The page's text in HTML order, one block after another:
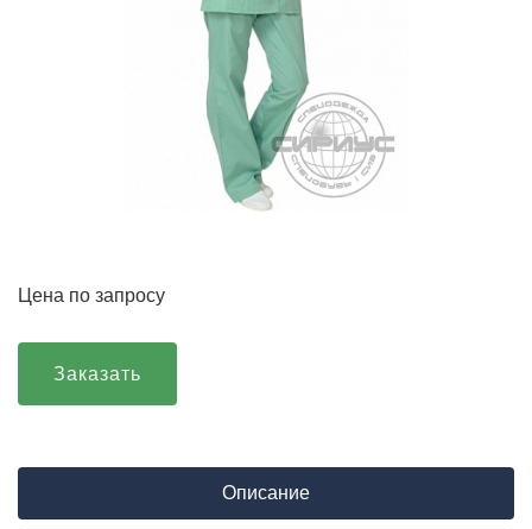
Цена по запросу
Заказать
Описание